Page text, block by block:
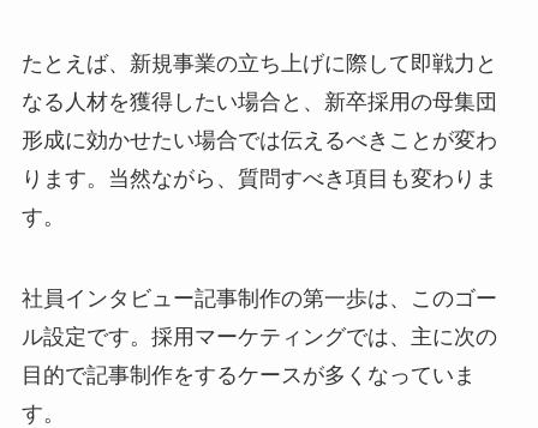
たとえば、新規事業の立ち上げに際して即戦力と
なる人材を獲得したい場合と、新卒採用の母集団
形成に効かせたい場合では伝えるべきことが変わ
ります。当然ながら、質問すべき項目も変わりま
す。
社員インタビュー記事制作の第一歩は、このゴー
ル設定です。採用マーケティングでは、主に次の
目的で記事制作をするケースが多くなっていま
す。